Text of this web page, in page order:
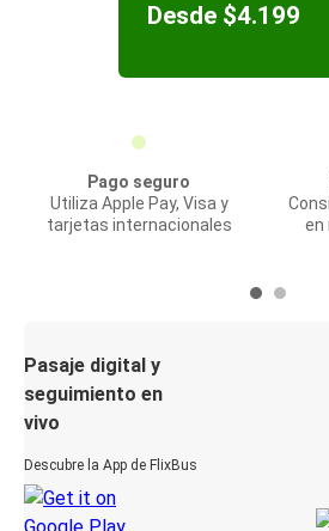
Desde $4.199
Pago seguro
Utiliza Apple Pay, Visa y
tarjetas internacionales
en
Pasaje digital y
seguimiento en
vivo
Descubre la App de FlixBus